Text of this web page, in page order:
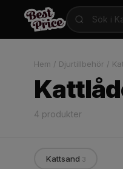
Hem / Djurtillbehör /
4 produkter
Kattsand 3